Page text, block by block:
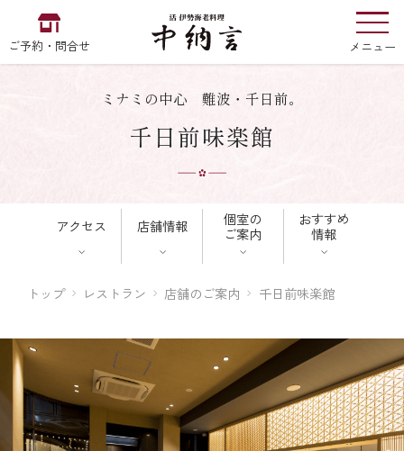
ご予約・問合せ メニュー
中納言 のお食い初め
EN 中文 한국어
中納言の伊勢海老
用途・シーン
レストラン
ミナミの中心 難波・千日前。
千日前味楽館
アクセス 店舗情報
個室の
ご案内
おすすめ
情報
トップ レストラン 店舗のご案内 千日前味楽館